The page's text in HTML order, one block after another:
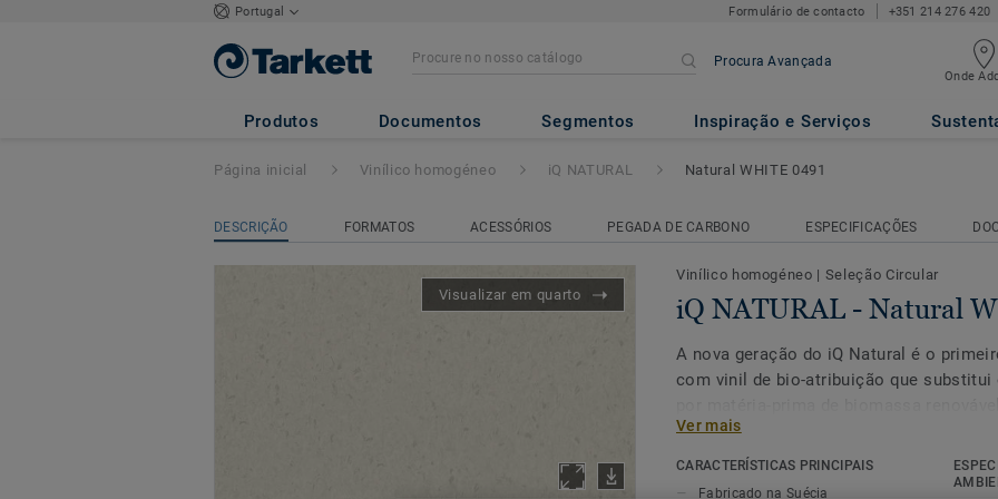
Portugal Formulário de contacto +351 214 276 420
Procura Avançada
Onde
Produtos Documentos Segmentos Inspiração e Serviços
iQ NATURAL - Natural WHITE 0491
Página inicial Vinílico homogéneo iQ NATURAL Natural WHITE 0491
DESCRIÇÃO FORMATOS ACESSÓRIOS PEGADA DE CARBONO ESPECIFICAÇÕES
Visualizar em quarto
Vinílico homogéneo | Seleção Circular
iQ NATURAL - Natural
A nova geração do iQ Natural é o
com vinil de bio-atribuição que
princípios do balanço de massa e
externos.
Ver mais
CARACTERÍSTICAS PRINCIPAIS
Fabricado na Suécia